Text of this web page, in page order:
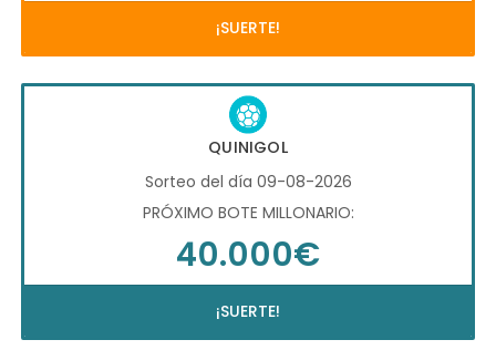
¡SUERTE!
QUINIGOL
Sorteo del día 09-08-2026
PRÓXIMO BOTE MILLONARIO:
40.000€
¡SUERTE!